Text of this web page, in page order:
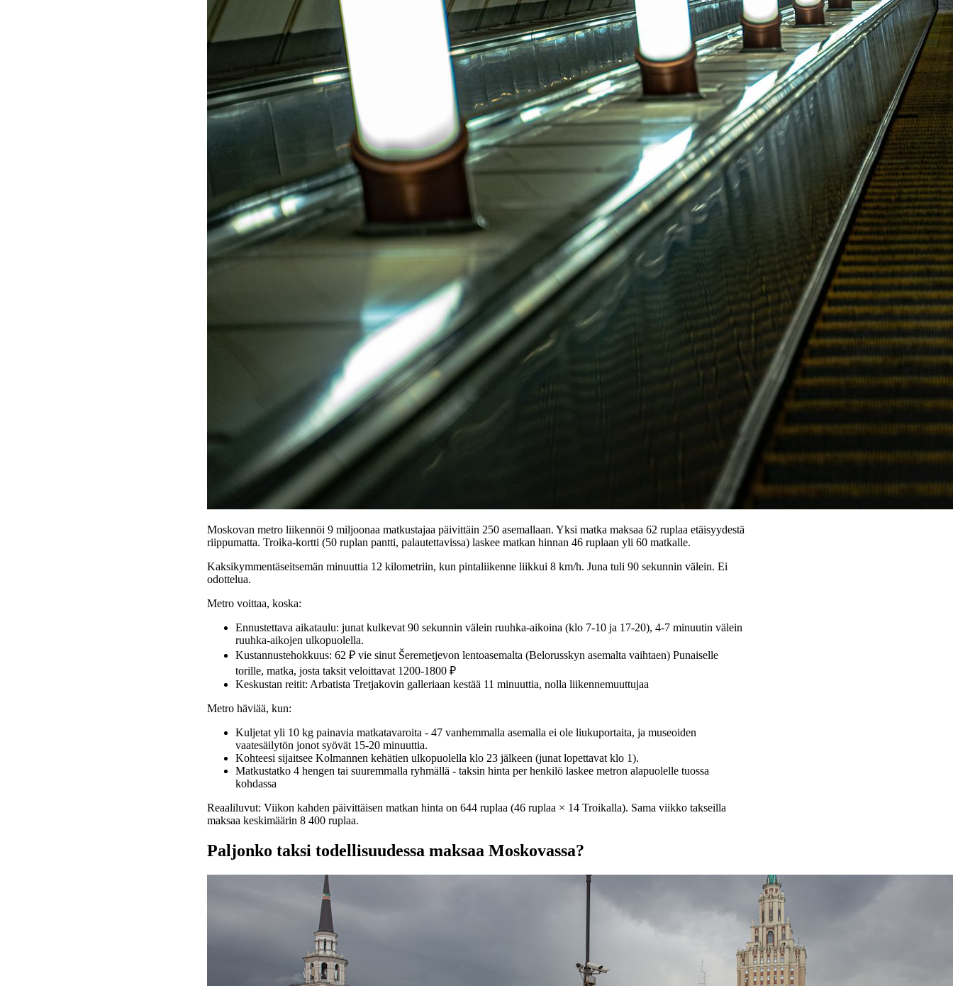
Moskovan metro liikennöi 9 miljoonaa matkustajaa päivittäin 250 asemallaan. Yksi matka maksaa 62 ruplaa etäisyydestä
riippumatta. Troika-kortti (50 ruplan pantti, palautettavissa) laskee matkan hinnan 46 ruplaan yli 60 matkalle.
Kaksikymmentäseitsemän minuuttia 12 kilometriin, kun pintaliikenne liikkui 8 km/h. Juna tuli 90 sekunnin välein. Ei
odottelua.
Metro voittaa, koska:
Ennustettava aikataulu: junat kulkevat 90 sekunnin välein ruuhka-aikoina (klo 7-10 ja 17-20), 4-7 minuutin välein
ruuhka-aikojen ulkopuolella.
Kustannustehokkuus: 62 ₽ vie sinut Šeremetjevon lentoasemalta (Belorusskyn asemalta vaihtaen) Punaiselle
torille, matka, josta taksit veloittavat 1200-1800 ₽
Keskustan reitit: Arbatista Tretjakovin galleriaan kestää 11 minuuttia, nolla liikennemuuttujaa
Metro häviää, kun:
Kuljetat yli 10 kg painavia matkatavaroita - 47 vanhemmalla asemalla ei ole liukuportaita, ja museoiden
vaatesäilytön jonot syövät 15-20 minuuttia.
Kohteesi sijaitsee Kolmannen kehätien ulkopuolella klo 23 jälkeen (junat lopettavat klo 1).
Matkustatko 4 hengen tai suuremmalla ryhmällä - taksin hinta per henkilö laskee metron alapuolelle tuossa
kohdassa
Reaaliluvut: Viikon kahden päivittäisen matkan hinta on 644 ruplaa (46 ruplaa × 14 Troikalla). Sama viikko takseilla
maksaa keskimäärin 8 400 ruplaa.
Paljonko taksi todellisuudessa maksaa Moskovassa?